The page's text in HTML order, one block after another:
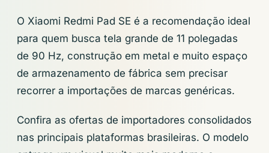
O Xiaomi Redmi Pad SE é a recomendação ideal
para quem busca tela grande de 11 polegadas
de 90 Hz, construção em metal e muito espaço
de armazenamento de fábrica sem precisar
recorrer a importações de marcas genéricas.
Confira as ofertas de importadores consolidados
nas principais plataformas brasileiras. O modelo